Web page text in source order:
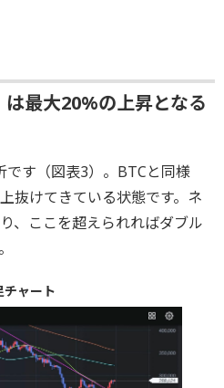
最大20%の上昇となる
です（図表3）。BTCと同様
抜けてきている状態です。ネ
、ここを超えられればダブル
チャート